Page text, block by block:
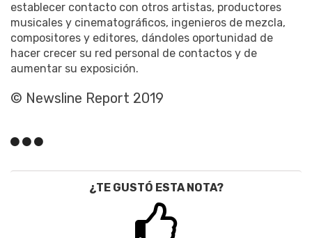
establecer contacto con otros artistas, productores
musicales y cinematográficos, ingenieros de mezcla,
compositores y editores, dándoles oportunidad de
hacer crecer su red personal de contactos y de
aumentar su exposición.
© Newsline Report 2019
¿TE GUSTÓ ESTA NOTA?